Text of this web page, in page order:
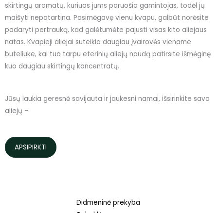
skirtingų aromatų, kuriuos jums paruošia gamintojas, todėl jų
maišyti nepatartina. Pasimėgavę vienu kvapu, galbūt norėsite
padaryti pertrauką, kad galėtumėte pajusti visas kito aliejaus
natas. Kvapieji aliejai suteikia daugiau įvairovės viename
buteliuke, kai tuo tarpu eterinių aliejų naudą patirsite išmėginę
kuo daugiau skirtingų koncentratų.
Jūsų laukia geresnė savijauta ir jaukesni namai, išsirinkite savo
aliejų –
APSIPIRKTI
Didmeninė prekyba